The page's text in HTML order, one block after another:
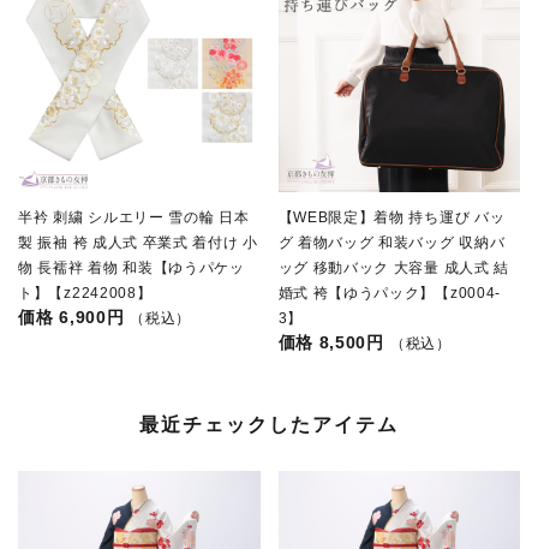
半衿 刺繍 シルエリー 雪の輪 日本
製 振袖 袴 成人式 卒業式 着付け 小
物 長襦袢 着物 和装【ゆうパケッ
ト】【z2242008】
6,900円 （税込）
【WEB限定】着物 持ち運び バッ
グ 着物バッグ 和装バッグ 収納バ
ッグ 移動バック 大容量 成人式 結
婚式 袴【ゆうパック】【z0004-
3】
8,500円 （税込）
最近チェックしたアイテム